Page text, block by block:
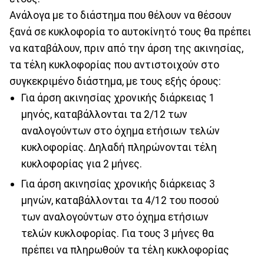
Ανάλογα με το διάστημα που θέλουν να θέσουν
ξανά σε κυκλοφορία το αυτοκίνητό τους θα πρέπει
να καταβάλουν, πριν από την άρση της ακινησίας,
τα τέλη κυκλοφορίας που αντιστοιχούν στο
συγκεκριμένο διάστημα, με τους εξής όρους:
Για άρση ακινησίας χρονικής διάρκειας 1
μηνός, καταβάλλονται τα 2/12 των
αναλογούντων στο όχημα ετήσιων τελών
κυκλοφορίας. Δηλαδή πληρώνονται τέλη
κυκλοφορίας για 2 μήνες.
Για άρση ακινησίας χρονικής διάρκειας 3
μηνών, καταβάλλονται τα 4/12 του ποσού
των αναλογούντων στο όχημα ετήσιων
τελών κυκλοφορίας. Για τους 3 μήνες θα
πρέπει να πληρωθούν τα τέλη κυκλοφορίας